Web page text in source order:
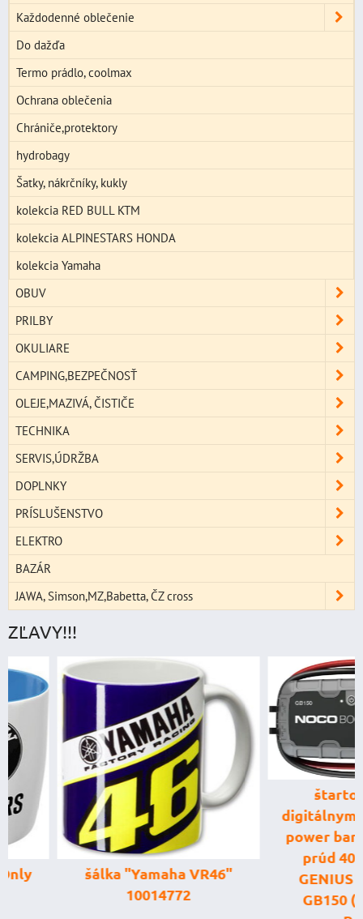
Každodenné oblečenie
Do dažďa
Termo prádlo, coolmax
Ochrana oblečenia
Chrániče,protektory
hydrobagy
Šatky, nákrčníky, kukly
kolekcia RED BULL KTM
kolekcia ALPINESTARS HONDA
kolekcia Yamaha
OBUV
PRILBY
OKULIARE
CAMPING,BEZPEČNOSŤ
OLEJE,MAZIVÁ, ČISTIČE
TECHNIKA
SERVIS,ÚDRŽBA
DOPLNKY
PRÍSLUŠENSTVO
ELEKTRO
BAZÁR
JAWA, Simson,MZ,Babetta, ČZ cross
ZĽAVY!!!
šálka "Yamaha VR46"
10014772
štartovací
digitálnym
power banka,
prúd 4000 A,
GENIUS BOOST
GB150 (NOCO